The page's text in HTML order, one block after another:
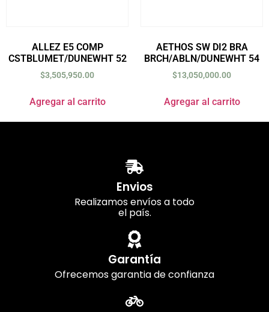
ALLEZ E5 COMP
CSTBLUMET/DUNEWHT 52
$3,505,950.00
Agregar al carrito
AETHOS SW DI2 BRA
BRCH/ABLN/DUNEWHT 54
$13,050,000.00
Agregar al carrito
Envios
Realizamos envíos a todo
el país.
Garantía
Ofrecemos garantia de confianza